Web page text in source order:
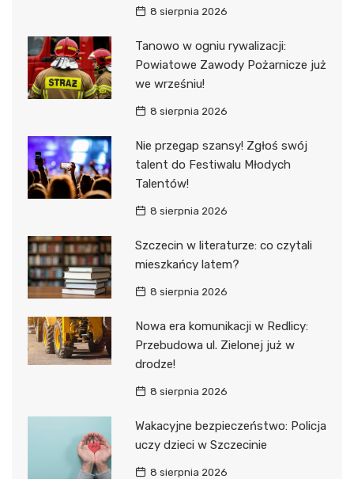
8 sierpnia 2026
Tanowo w ogniu rywalizacji:
Powiatowe Zawody Pożarnicze już
we wrześniu!
8 sierpnia 2026
Nie przegap szansy! Zgłoś swój
talent do Festiwalu Młodych
Talentów!
8 sierpnia 2026
Szczecin w literaturze: co czytali
mieszkańcy latem?
8 sierpnia 2026
Nowa era komunikacji w Redlicy:
Przebudowa ul. Zielonej już w
drodze!
8 sierpnia 2026
Wakacyjne bezpieczeństwo: Policja
uczy dzieci w Szczecinie
8 sierpnia 2026